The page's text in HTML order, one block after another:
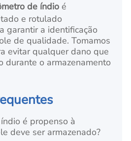
de índio é
e rotulado
garantir a identificação
de qualidade. Tomamos
evitar qualquer dano que
durante o armazenamento
é propenso à
deve ser armazenado?